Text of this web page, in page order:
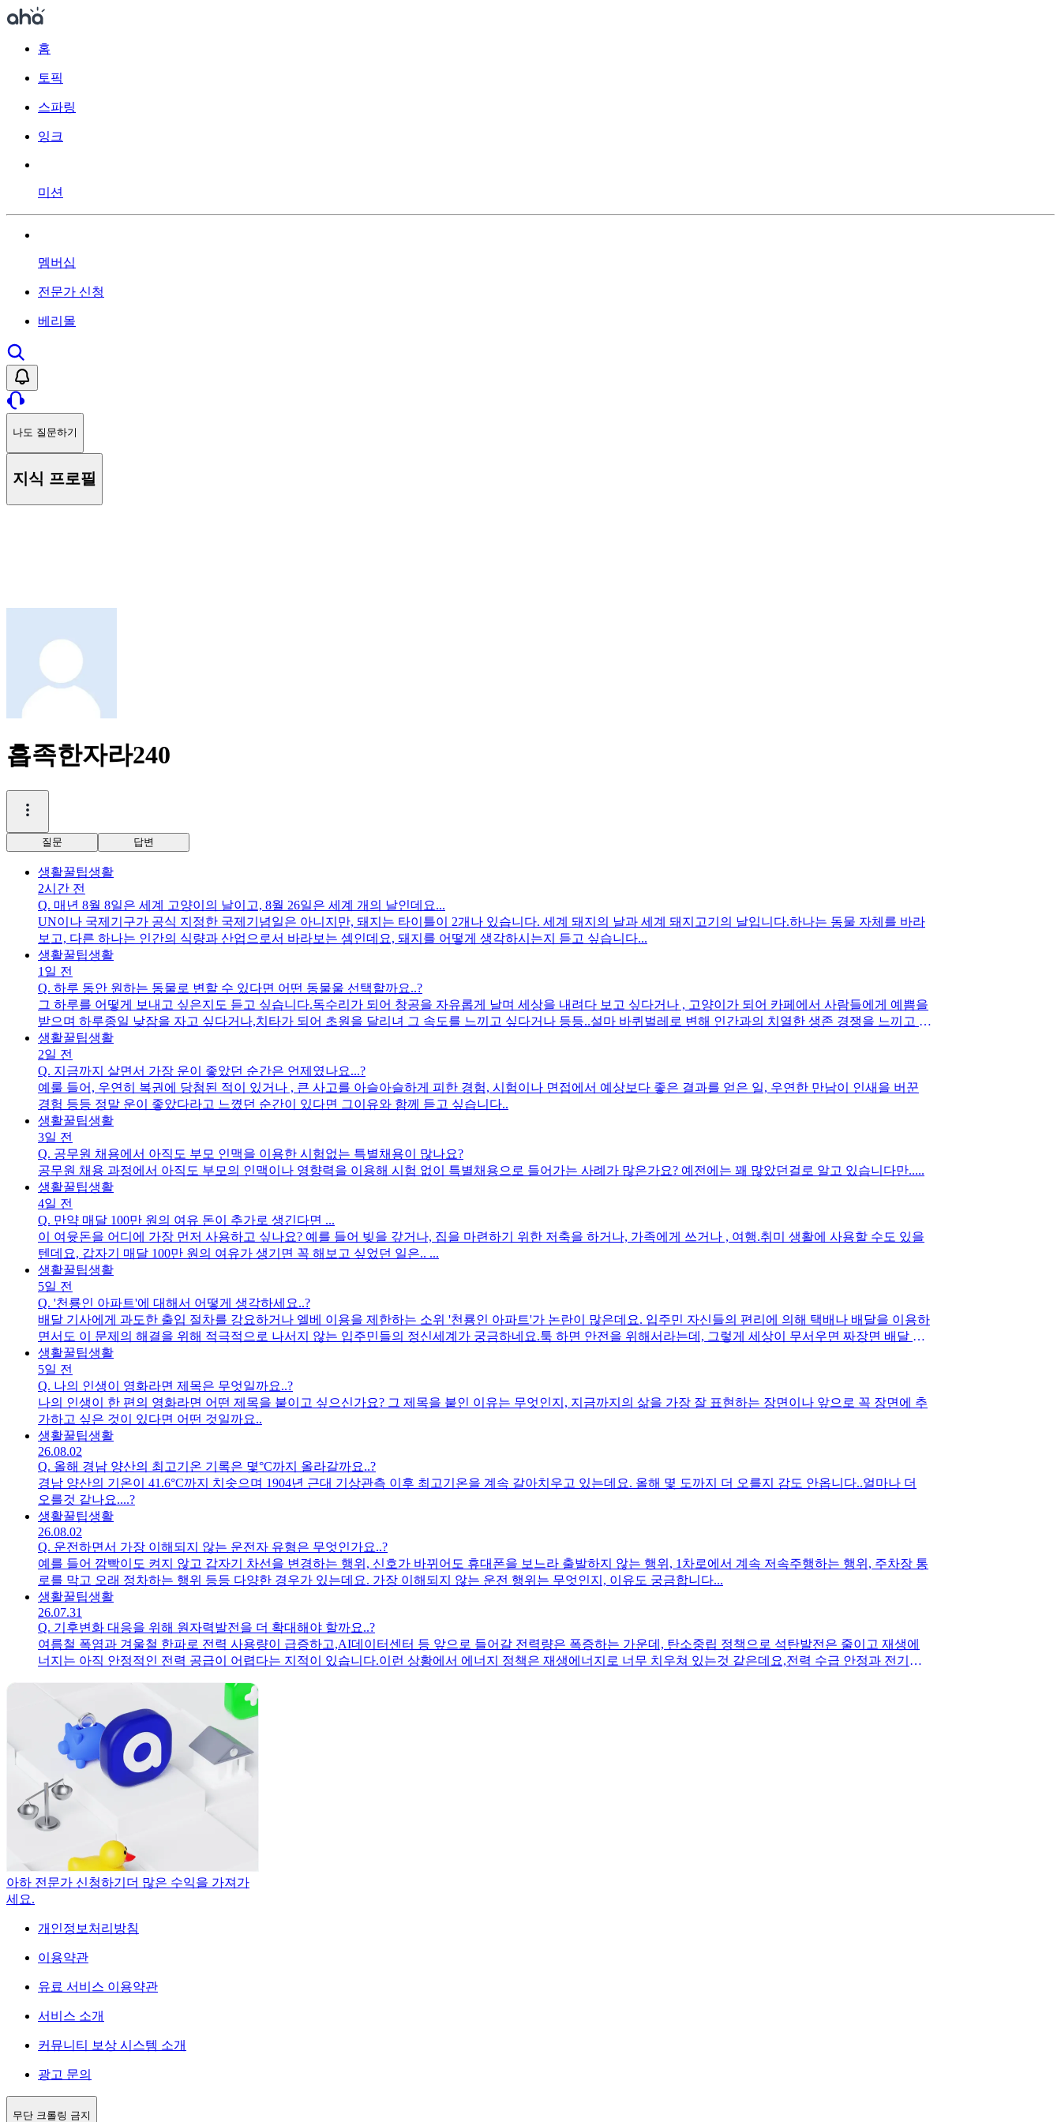
홈
토픽
스파링
잉크
미션
멤버십
전문가 신청
베리몰
나도 질문하기
지식 프로필
흡족한자라240
질문 답변
생활꿀팁생활
2시간 전
Q. 매년 8월 8일은 세계 고양이의 날이고, 8월 26일은 세계 개의 날인데요...
UN이나 국제기구가 공식 지정한 국제기념일은 아니지만, 돼지는 타이틀이 2개나 있습니다. 세계 돼지의 날과 세계 돼지고기의 날입니다.하나는 동물 자체를 바라
보고, 다른 하나는 인간의 식량과 산업으로서 바라보는 셈인데요, 돼지를 어떻게 생각하시는지 듣고 싶습니다...
생활꿀팁생활
1일 전
Q. 하루 동안 원하는 동물로 변할 수 있다면 어떤 동물울 선택할까요..?
그 하루를 어떻게 보내고 싶은지도 듣고 싶습니다.독수리가 되어 창공을 자유롭게 날며 세상을 내려다 보고 싶다거나 , 고양이가 되어 카페에서 사람들에게 예쁨을
받으며 하루종일 낮잠을 자고 싶다거나,치타가 되어 초원을 달리녀 그 속도를 느끼고 싶다거나 등등..설마 바퀴벌레로 변해 인간과의 치열한 생존 경쟁을 느끼고 싶
다는 아니시겠죠..ㅋ
생활꿀팁생활
2일 전
Q. 지금까지 살면서 가장 운이 좋았던 순간은 언제였나요...?
예룰 들어, 우연히 복권에 당첨된 적이 있거나 , 큰 사고를 아슬아슬하게 피한 경험, 시험이나 면접에서 예상보다 좋은 결과를 얻은 일, 우연한 만남이 인새을 버꾼
경험 등등 정말 운이 좋았다라고 느꼈던 순간이 있다면 그이유와 함께 듣고 싶습니다..
생활꿀팁생활
3일 전
Q. 공무원 채용에서 아직도 부모 인맥을 이용한 시험없는 특별채용이 많나요?
공무원 채용 과정에서 아직도 부모의 인맥이나 영향력을 이용해 시험 없이 특별채용으로 들어가는 사례가 많은가요? 예전에는 꽤 많았던걸로 알고 있습니다만.....
생활꿀팁생활
4일 전
Q. 만약 매달 100만 원의 여유 돈이 추가로 생긴다면 ...
이 여윳돈을 어디에 가장 먼저 사용하고 싶나요? 예를 들어 빚을 갚거나, 집을 마련하기 위한 저축을 하거나, 가족에게 쓰거나 , 여행.취미 생활에 사용할 수도 있을
텐데요, 갑자기 매달 100만 원의 여유가 생기면 꼭 해보고 싶었던 일은.. ...
생활꿀팁생활
5일 전
Q. '천룡인 아파트'에 대해서 어떻게 생각하세요..?
배달 기사에게 과도한 출입 절차를 강요하거나 엘베 이용을 제한하는 소위 '천룡인 아파트'가 논란이 많은데요. 입주민 자신들의 편리에 의해 택배나 배달을 이용하
면서도 이 문제의 해결을 위해 적극적으로 나서지 않는 입주민들의 정신세계가 궁금하네요.툭 하면 안전을 위해서라는데, 그렇게 세상이 무서우면 짜장면 배달 그
릇에 약물 검사도 해야하고, 쿠팡 택배물에 폭발물 검사도 해야하지 않나요?
생활꿀팁생활
5일 전
Q. 나의 인생이 영화라면 제목은 무엇일까요..?
나의 인생이 한 편의 영화라면 어떤 제목을 붙이고 싶으신가요? 그 제목을 붙인 이유는 무엇인지, 지금까지의 삶을 가장 잘 표현하는 장면이나 앞으로 꼭 장면에 추
가하고 싶은 것이 있다면 어떤 것일까요..
생활꿀팁생활
26.08.02
Q. 올해 경남 양산의 최고기온 기록은 몇°C까지 올라갈까요..?
경남 양산의 기온이 41.6°C까지 치솟으며 1904년 근대 기상관측 이후 최고기온을 계속 갈아치우고 있는데요. 올해 몇 도까지 더 오를지 감도 안옵니다..얼마나 더
오를것 같나요....?
생활꿀팁생활
26.08.02
Q. 운전하면서 가장 이해되지 않는 운전자 유형은 무엇인가요..?
예를 들어 깜빡이도 켜지 않고 갑자기 차선을 변경하는 행위, 신호가 바뀌어도 휴대폰을 보느라 출발하지 않는 행위, 1차로에서 계속 저속주행하는 행위, 주차장 통
로를 막고 오래 정차하는 행위 등등 다양한 경우가 있는데요. 가장 이해되지 않는 운전 행위는 무엇인지, 이유도 궁금합니다...
생활꿀팁생활
26.07.31
Q. 기후변화 대응을 위해 원자력발전을 더 확대해야 할까요..?
여름철 폭염과 겨울철 한파로 전력 사용량이 급증하고,AI데이터센터 등 앞으로 들어갈 전력량은 폭증하는 가운데, 탄소중립 정책으로 석탄발전은 줄이고 재생에
너지는 아직 안정적인 전력 공급이 어렵다는 지적이 있습니다.이런 상황에서 에너지 정책은 재생에너지로 너무 치우쳐 있는것 같은데요,전력 수급 안정과 전기요
해 온 사례가 많습니다. 원자력발전의 장점이 크고 많은 만큼 해결해야 할 과제는 충분히 극복할 수 있다고 보고 원자력발전에도 좀 더 집중해야하지 않을까요...?
아하 전문가 신청하기 더 많은 수익을 가져가
세요.
개인정보처리방침
이용약관
유료 서비스 이용약관
서비스 소개
커뮤니티 보상 시스템 소개
광고 문의
무단 크롤링 금지